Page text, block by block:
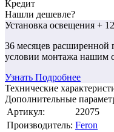
Кредит
Нашли дешевле?
Установка освещения +
36 месяцев расширенной
условии монтажа нашим
Узнать Подробнее
Технические
Дополнительные
Артикул:
22075
Производитель: Feron